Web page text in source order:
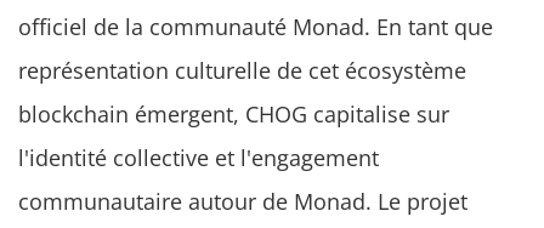
officiel de la communauté Monad. En tant que
représentation culturelle de cet écosystème
blockchain émergent, CHOG capitalise sur
l'identité collective et l'engagement
communautaire autour de Monad. Le projet